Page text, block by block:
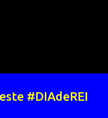
#DIAdeREI